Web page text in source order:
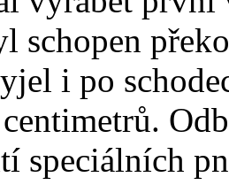
schopen
i po
speciálních